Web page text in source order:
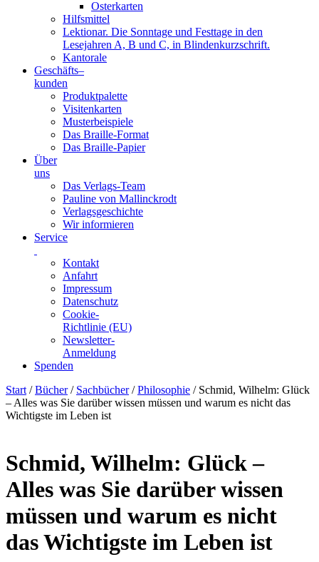
Osterkarten
Hilfsmittel
Lektionar. Die Sonntage und Festtage in den
Lesejahren A, B und C, in Blindenkurzschrift.
Kantorale
Geschäfts­–
kunden
Produktpalette
Visitenkarten
Musterbeispiele
Das Braille-Format
Das Braille-Papier
Über
uns
Das Verlags-Team
Pauline von Mallinckrodt
Verlagsgeschichte
Wir informieren
Service
Kontakt
Anfahrt
Impressum
Datenschutz
Cookie-
Richtlinie (EU)
Newsletter-
Anmeldung
Spenden
Skip
to
content
Start /Bücher/ Sachbücher/Philosophie / Schmid, Wilhelm: Glück
– Alles was Sie darüber wissen müssen und warum es nicht das
Wichtigste im Leben ist
Schmid, Wilhelm: Glück –
Alles was Sie darüber wissen
müssen und warum es nicht
das Wichtigste im Leben ist